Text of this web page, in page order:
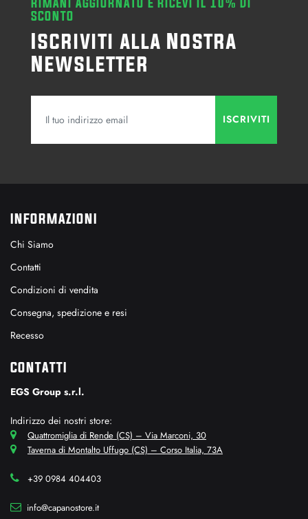
SCONTO
Iscriviti alla Nostra
Newsletter
INFORMAZIONI
Chi Siamo
Contatti
Condizioni di vendita
Consegna, spedizione e resi
Recesso
CONTATTI
EGS Group s.r.l.
Indirizzo dei nostri store:
Quattromiglia di Rende (CS) – Via Marconi, 30
Taverna di Montalto Uffugo (CS) – Corso Italia, 73A
+39 0984 404403
info@capanostore.it